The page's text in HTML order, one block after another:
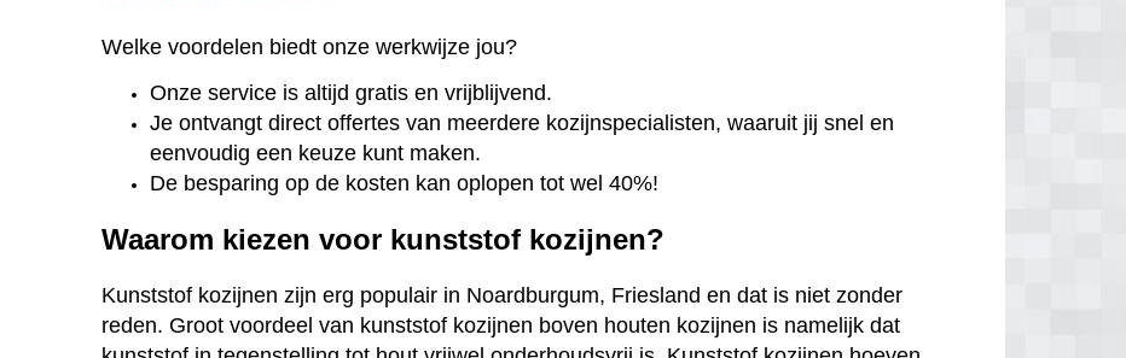
Welke voordelen biedt onze werkwijze jou?
Onze service is altijd gratis en vrijblijvend.
Je ontvangt direct offertes van meerdere kozijnspecialisten, waaruit jij snel en
eenvoudig een keuze kunt maken.
De besparing op de kosten kan oplopen tot wel 40%!
Waarom kiezen voor kunststof kozijnen?
Kunststof kozijnen zijn erg populair in Noardburgum, Friesland en dat is niet zonder
reden. Groot voordeel van kunststof kozijnen boven houten kozijnen is namelijk dat